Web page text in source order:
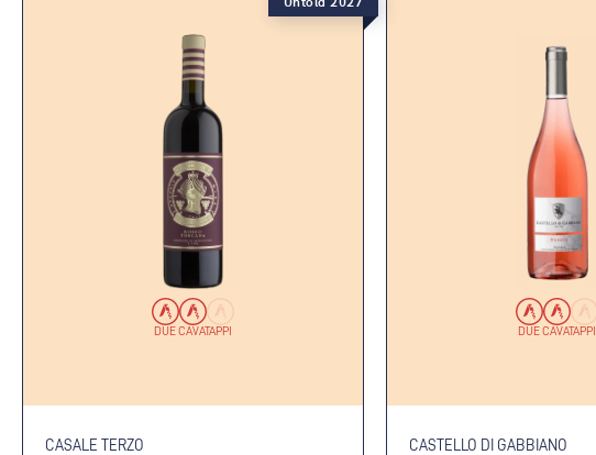
DUE CAVATAPPI
CASALE TERZO
DUE CAVATAPPI
CASTELLO DI GABBIANO